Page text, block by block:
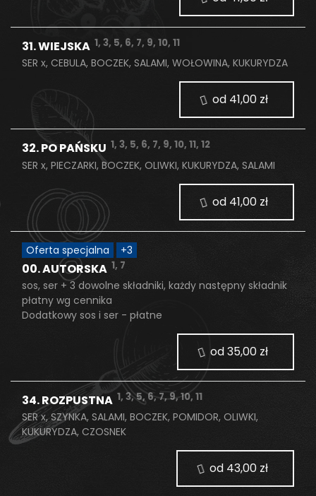
31. WIEJSKA 1, 3, 5, 6, 7, 9, 10, 11
SER x, CEBULA, BOCZEK, SALAMI, WOŁOWINA, KUKURYDZA
32. PO PAŃSKU 1, 3, 5, 6, 7, 9, 10, 11, 12
SER x, PIECZARKI, BOCZEK, OLIWKI, KUKURYDZA, SALAMI
Oferta specjalna +3
00. AUTORSKA 1, 7
sos, ser + 3 dowolne składniki, każdy następny składnik
płatny wg cennika
Dodatkowy sos i ser - płatne
34. ROZPUSTNA 1, 3, 5, 6, 7, 9, 10, 11
SER x, SZYNKA, SALAMI, BOCZEK, POMIDOR, OLIWKI,
KUKURYDZA, CZOSNEK